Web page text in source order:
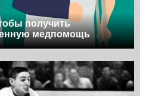
получить
медпомощь